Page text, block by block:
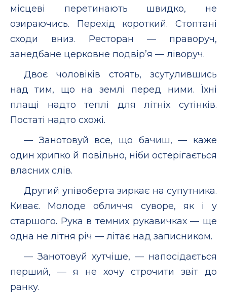
місцеві перетинають швидко, не
озираючись. Перехід короткий. Стоптані
сходи вниз. Ресторан — праворуч,
занедбане церковне подвір’я — ліворуч.
Двоє чоловіків стоять, зсутулившись
над тим, що на землі перед ними. Їхні
плащі надто теплі для літніх сутінків.
Постаті надто схожі.
— Занотовуй все, що бачиш, — каже
один хрипко й повільно, ніби остерігається
власних слів.
Другий упівоберта зиркає на супутника.
Киває. Молоде обличчя суворе, як і у
старшого. Рука в темних рукавичках — ще
одна не літня річ — літає над записником.
— Занотовуй хутчіше, — напосідається
перший, — я не хочу строчити звіт до
ранку.